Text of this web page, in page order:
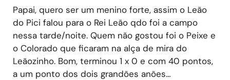
Papai, quero ser um menino forte, assim o Leão
do Pici falou para o Rei Leão qdo foi a campo
nessa tarde/noite. Quem não gostou foi o Peixe e
o Colorado que ficaram na alça de mira do
Leãozinho. Bom, terminou 1 x 0 e com 40 pontos,
a um ponto dos dois grandões anões…